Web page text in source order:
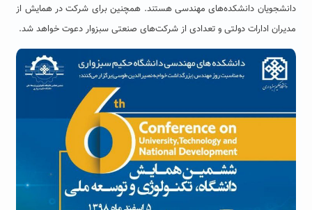
دانشجویان دانشکده‌های مهندسی هستند. همچنین برای شرکت در همایش از
مدیران ادارات دولتی و تعدادی از شرکت‌های صنعتی سبزوار دعوت خواهد شد.